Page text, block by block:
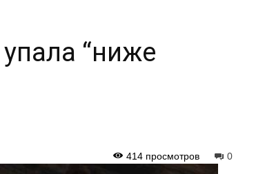
“ниже
0
414 просмотров